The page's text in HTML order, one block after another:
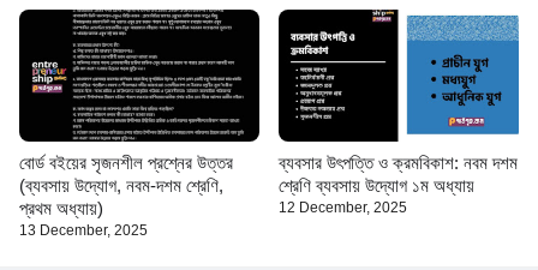
বোর্ড বইয়ের সৃজনশীল প্রশ্নের উত্তর
(ব্যবসায় উদ্যোগ, নবম-দশম শ্রেণি,
প্রথম অধ্যায়)
13 December, 2025
ব্যবসার উৎপত্তি ও ক্রমবিকাশ: নবম দশম
শ্রেণি ব্যবসায় উদ্যোগ ১ম অধ্যায়
12 December, 2025